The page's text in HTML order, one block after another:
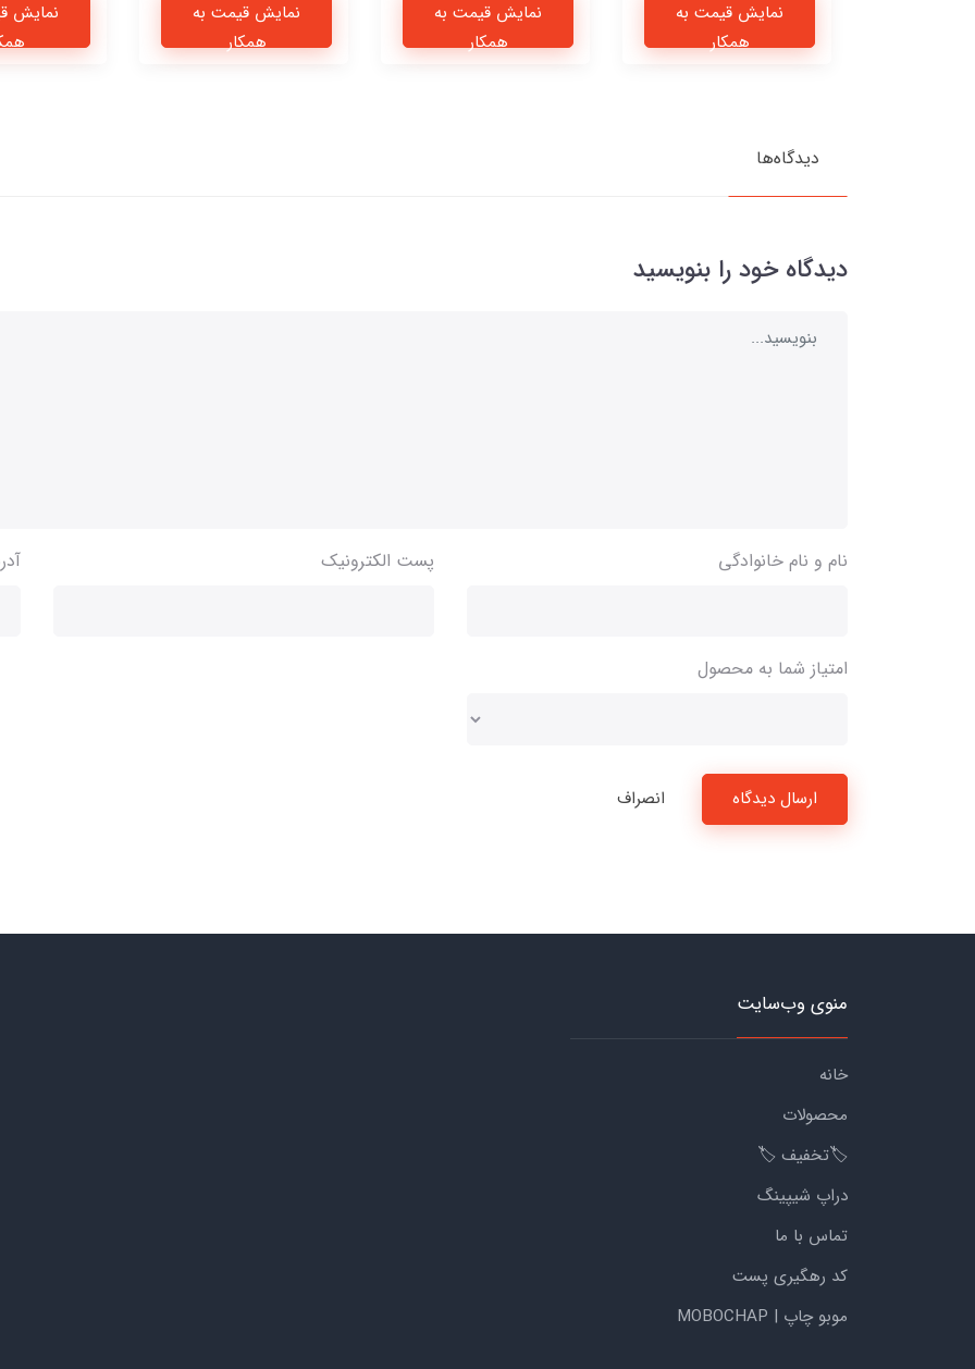
نمایش قیمت به
همکار
نمایش قیمت به
همکار
نمایش قیمت به
همکار
نمایش
دیدگاه‌ها
دیدگاه خود را بنویسید
نام و نام خانوادگی پست الکترونیک
امتیاز شما به محصول
ارسال دیدگاه انصراف
منوی وب‌سایت
خانه
محصولات
🏷️تخفیف 🏷️
دراپ شیپینگ
تماس با ما
کد رهگیری پست
موبو چاپ | MOBOCHAP